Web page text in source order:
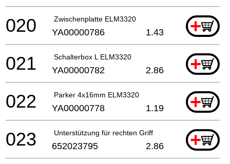
Zwischenplatte ELM3320 +
020 YA00000786 1.43
Schalterbox L ELM3320 +
021 YA00000782 2.86
Parker 4x16mm ELM3320 +
022 YA00000778 1.19
Unterstützung für rechten Griff +
023 652023795 2.86